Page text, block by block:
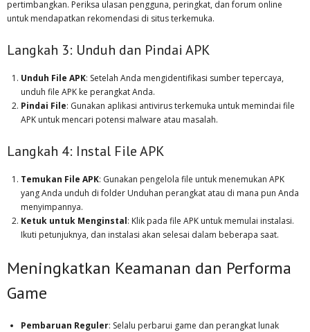
pertimbangkan. Periksa ulasan pengguna, peringkat, dan forum online
untuk mendapatkan rekomendasi di situs terkemuka.
Langkah 3: Unduh dan Pindai APK
Unduh File APK: Setelah Anda mengidentifikasi sumber tepercaya,
unduh file APK ke perangkat Anda.
Pindai File: Gunakan aplikasi antivirus terkemuka untuk memindai file
APK untuk mencari potensi malware atau masalah.
Langkah 4: Instal File APK
Temukan File APK: Gunakan pengelola file untuk menemukan APK
yang Anda unduh di folder Unduhan perangkat atau di mana pun Anda
menyimpannya.
Ketuk untuk Menginstal: Klik pada file APK untuk memulai instalasi.
Ikuti petunjuknya, dan instalasi akan selesai dalam beberapa saat.
Meningkatkan Keamanan dan Performa
Game
Pembaruan Reguler: Selalu perbarui game dan perangkat lunak